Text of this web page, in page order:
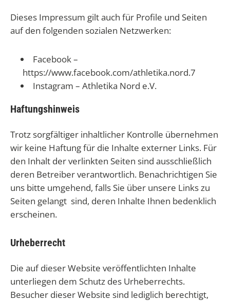
Dieses Impressum gilt auch für Profile und Seiten
auf den folgenden sozialen Netzwerken:
Facebook –
https://www.facebook.com/athletika.nord.7
Instagram – Athletika Nord e.V.
Haftungshinweis
Trotz sorgfältiger inhaltlicher Kontrolle übernehmen
wir keine Haftung für die Inhalte externer Links. Für
den Inhalt der verlinkten Seiten sind ausschließlich
deren Betreiber verantwortlich. Benachrichtigen Sie
uns bitte umgehend, falls Sie über unsere Links zu
Seiten gelangt sind, deren Inhalte Ihnen bedenklich
erscheinen.
Urheberrecht
Die auf dieser Website veröffentlichten Inhalte
unterliegen dem Schutz des Urheberrechts.
Besucher dieser Website sind lediglich berechtigt,